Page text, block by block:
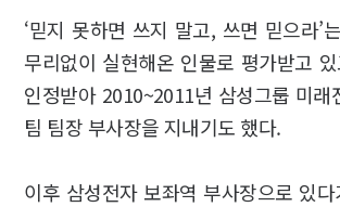
‘믿지 못하면 쓰지 말고, 쓰면 믿으라’
무리없이 실현해온 인물로 평가받고
인정받아 2010~2011년 삼성그룹 미래
팀 팀장 부사장을 지내기도 했다.
이후 삼성전자 보좌역 부사장으로 있